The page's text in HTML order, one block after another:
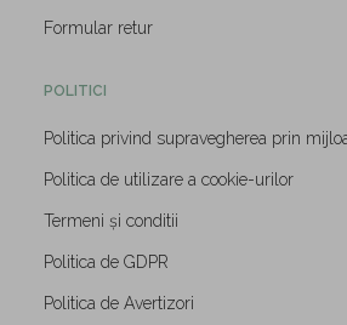
Formular retur
POLITICI
Politica privind supravegherea prin
Politica de utilizare a cookie-urilor
Termeni și conditii
Politica de GDPR
Politica de Avertizori